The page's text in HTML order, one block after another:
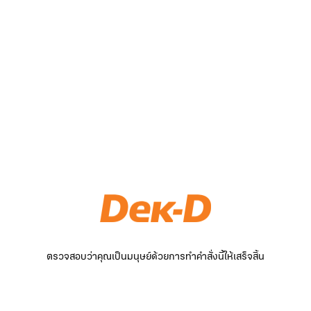
ตรวจสอบว่าคุณเป็นมนุษย์ด้วยการทำคำสั่งนี้ให้เสร็จสิ้น